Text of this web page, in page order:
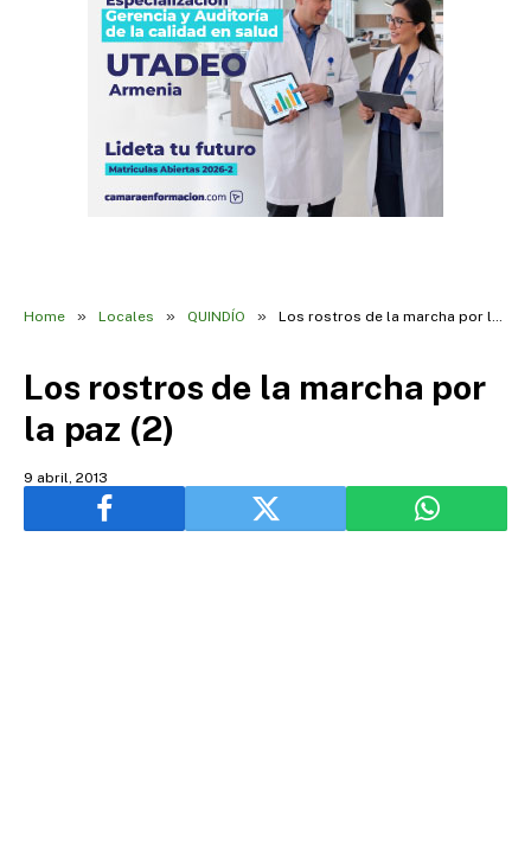
Home » Locales » QUINDÍO » Los rostros de la marcha por la paz (2)
Los rostros de la marcha por
la paz (2)
9 abril, 2013